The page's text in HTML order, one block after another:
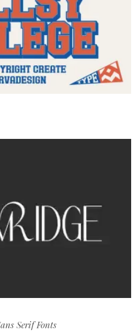
Serif Fonts